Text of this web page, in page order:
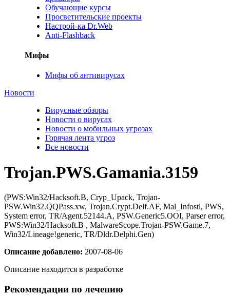
Обучающие курсы
Просветительские проекты
Настрой-ка Dr.Web
Anti-Flashback
Мифы
Мифы об антивирусах
Новости
Вирусные обзоры
Новости о вирусах
Новости о мобильных угрозах
Горячая лента угроз
Все новости
Trojan.PWS.Gamania.3159
(PWS:Win32/Hacksoft.B, Cryp_Upack, Trojan-
PSW.Win32.QQPass.xw, Trojan.Crypt.Delf.AF, Mal_Infostl, PWS,
System error, TR/Agent.52144.A, PSW.Generic5.OOI, Parser error,
PWS:Win32/Hacksoft.B , MalwareScope.Trojan-PSW.Game.7,
Win32/Lineage!generic, TR/Dldr.Delphi.Gen)
Описание добавлено: 2007-08-06
Описание находится в разработке
Рекомендации по лечению